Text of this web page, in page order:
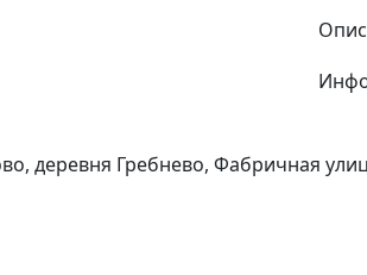
деревня Гребнево, Фабричная